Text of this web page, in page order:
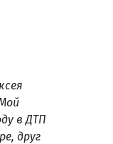
в ДТП
друг